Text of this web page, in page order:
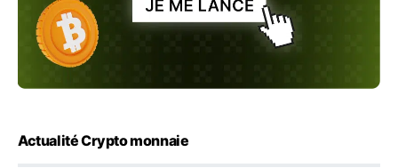
Actualité Crypto monnaie